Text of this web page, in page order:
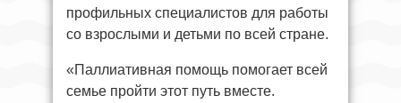
профильных специалистов для работы
со взрослыми и детьми по всей стране.
«Паллиативная помощь помогает всей
семье пройти этот путь вместе.